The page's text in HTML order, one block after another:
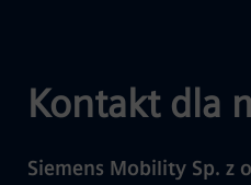
Kontakt dla
Siemens Mobility Sp. z